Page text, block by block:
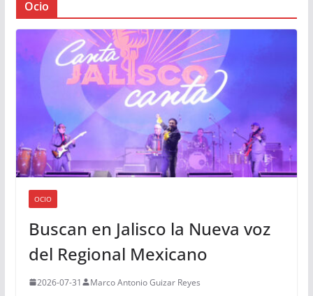
Ocio
OCIO
Buscan en Jalisco la Nueva voz
del Regional Mexicano
2026-07-31 Marco Antonio Guizar Reyes